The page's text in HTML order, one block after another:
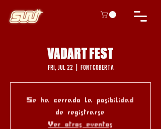
VADART FEST
Fri, Jul 22
  |
Fontcoberta
Se ha cerrado la posibilidad
de registrarse
Ver otros eventos